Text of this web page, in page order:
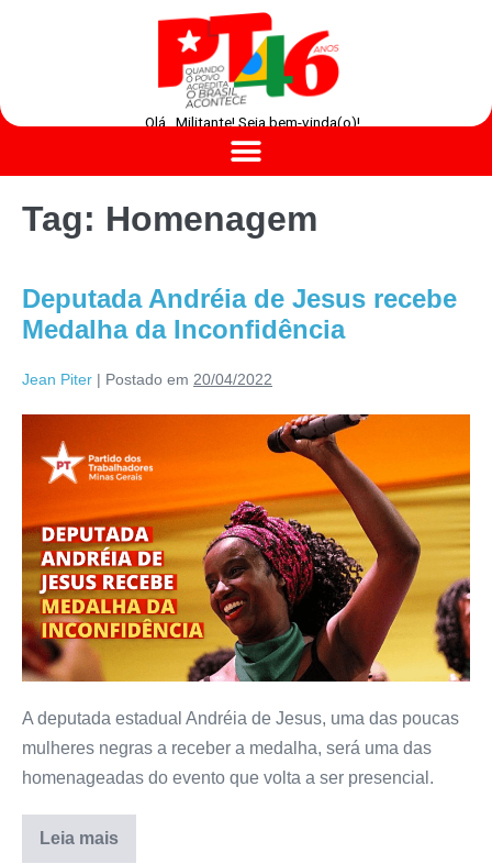
Olá , Militante! Seja bem-vinda(o)!
Tag: Homenagem
Deputada Andréia de Jesus recebe
Medalha da Inconfidência
Jean Piter | Postado em 20/04/2022
A deputada estadual Andréia de Jesus, uma das poucas
mulheres negras a receber a medalha, será uma das
homenageadas do evento que volta a ser presencial.
Leia mais